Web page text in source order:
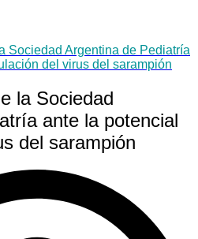
Sociedad Argentina de Pediatría
del virus del sarampión
la Sociedad
ante la potencial
del sarampión